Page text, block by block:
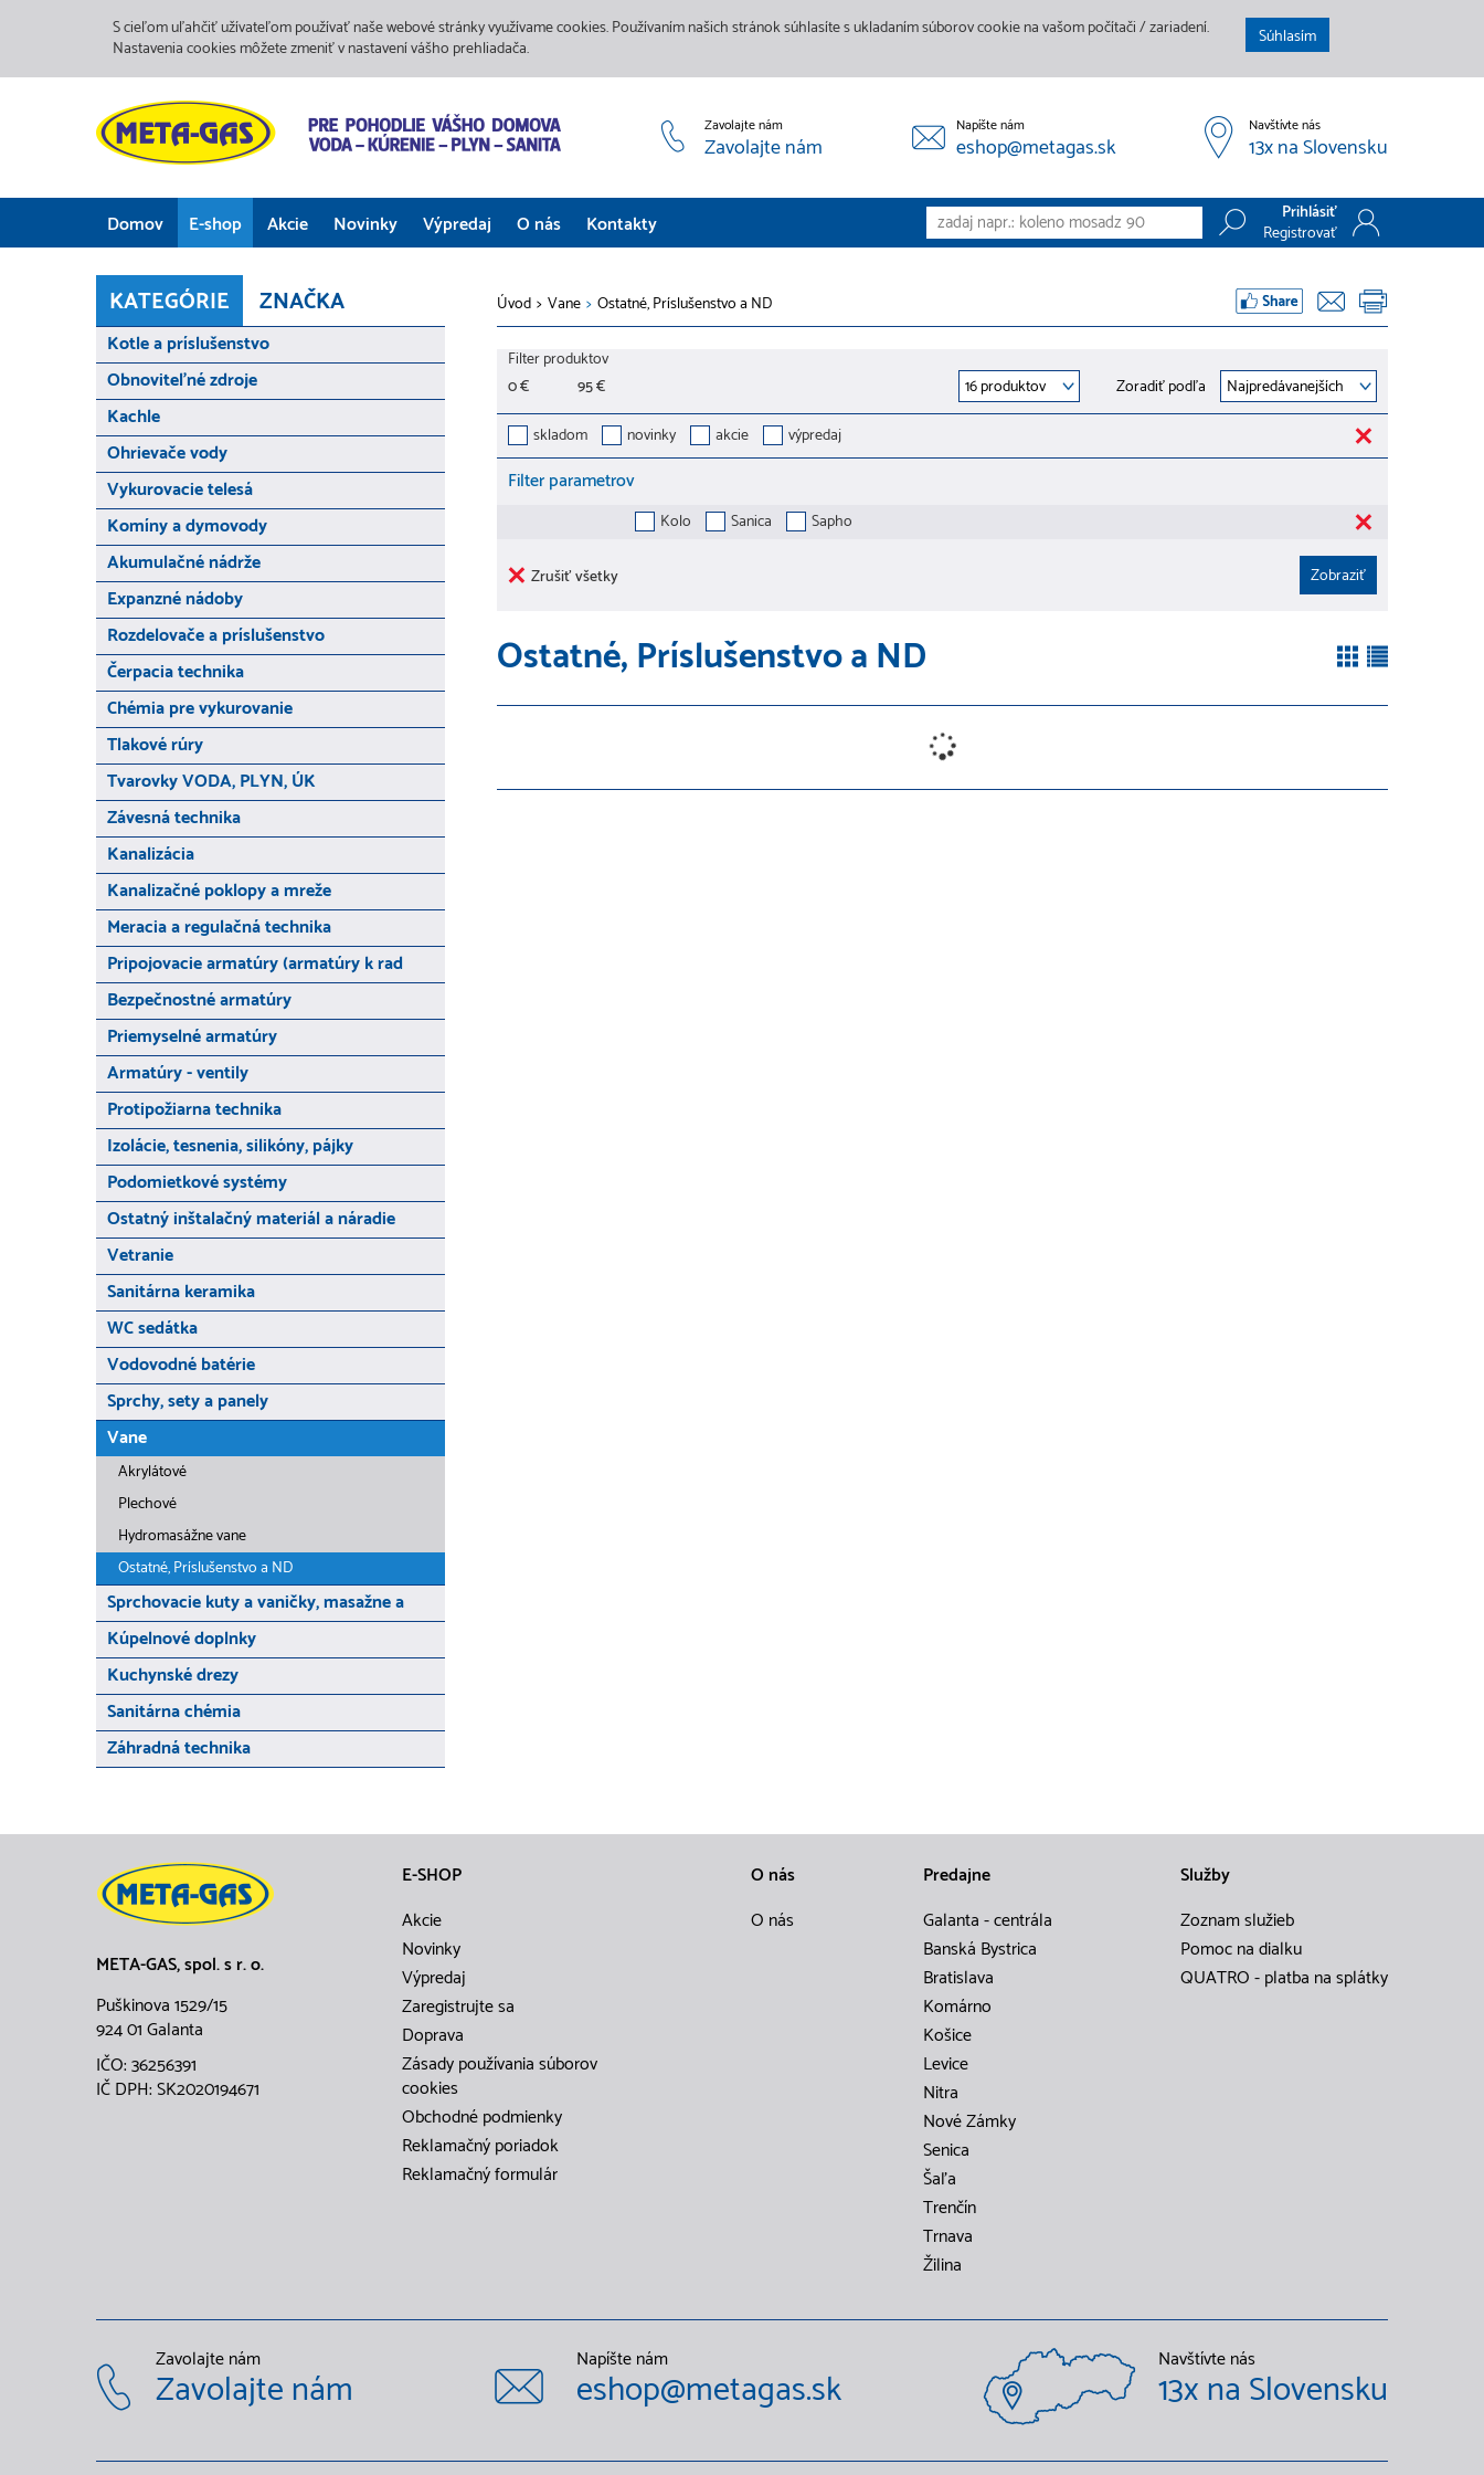
S cieľom uľahčiť užívateľom používať naše webové stránky využívame cookies. Používaním našich stránok súhlasíte s ukladaním súborov cookie na vašom počítači / zariadení.
Nastavenia cookies môžete zmeniť v nastavení vášho prehliadača.
Súhlasím
Zavolajte nám
Zavolajte nám
Napíšte nám
eshop@metagas.sk
Navštívte nás
13x na Slovensku
Domov E-shop Akcie Novinky Výpredaj O nás
Služby
Predajne
Galéria
Kontakty
Prihlásiť
Registrovať
Registrovať
KATEGÓRIE ZNAČKA
Kotle a príslušenstvo
Obnoviteľné zdroje
Kachle
Ohrievače vody
Vykurovacie telesá
Komíny a dymovody
Akumulačné nádrže
Expanzné nádoby
Rozdelovače a príslušenstvo
Čerpacia technika
Chémia pre vykurovanie
Tlakové rúry
Tvarovky VODA, PLYN, ÚK
Závesná technika
Kanalizácia
Kanalizačné poklopy a mreže
Meracia a regulačná technika
Pripojovacie armatúry (armatúry k rad
Bezpečnostné armatúry
Priemyselné armatúry
Armatúry - ventily
Protipožiarna technika
Izolácie, tesnenia, silikóny, pájky
Podomietkové systémy
Ostatný inštalačný materiál a náradie
Vetranie
Sanitárna keramika
WC sedátka
Vodovodné batérie
Sprchy, sety a panely
Vane
Akrylátové
Plechové
Hydromasážne vane
Ostatné, Príslušenstvo a ND
Sprchovacie kuty a vaničky, masažne a
Kúpelnové doplnky
Kuchynské drezy
Sanitárna chémia
Záhradná technika
Úvod > Vane > Ostatné, Príslušenstvo a ND
Filter produktov
0 €
95 €
Zoradiť podľa
skladom
novinky akcie výpredaj
Filter parametrov
Kolo Sanica Sapho
Zrušiť všetky
Ostatné, Príslušenstvo a ND
META-GAS, spol. s r. o.
Puškinova 1529/15
924 01 Galanta
IČO: 36256391
IČ DPH: SK2020194671
E-SHOP
Akcie
Novinky
Výpredaj
Zaregistrujte sa
Doprava
Zásady používania súborov
cookies
Obchodné podmienky
Reklamačný poriadok
Reklamačný formulár
O nás
O nás
Predajne
Galanta - centrála
Banská Bystrica
Bratislava
Komárno
Košice
Levice
Nitra
Nové Zámky
Senica
Šaľa
Trenčín
Trnava
Žilina
Služby
Zoznam služieb
Pomoc na dialku
QUATRO - platba na splátky
Zavolajte nám
Zavolajte nám
Napíšte nám
eshop@metagas.sk
Navštívte nás
13x na Slovensku